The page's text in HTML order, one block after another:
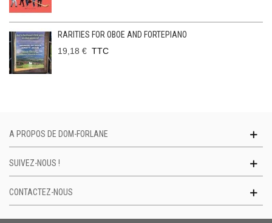
RARITIES FOR OBOE AND FORTEPIANO
19,18 € TTC
A PROPOS DE DOM-FORLANE
SUIVEZ-NOUS !
CONTACTEZ-NOUS